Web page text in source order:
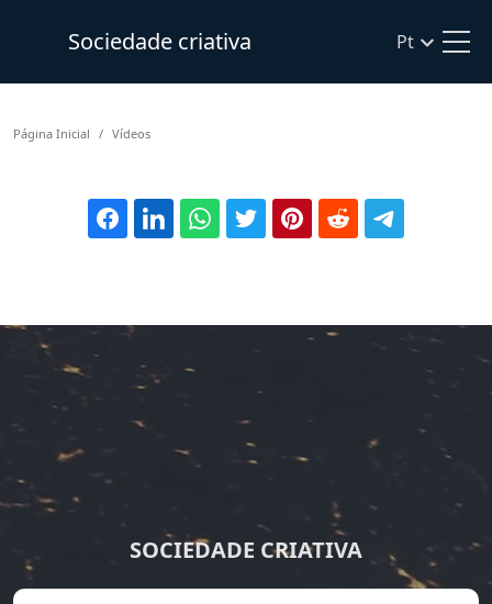
Sociedade criativa Pt
Página Inicial Vídeos
SOCIEDADE CRIATIVA